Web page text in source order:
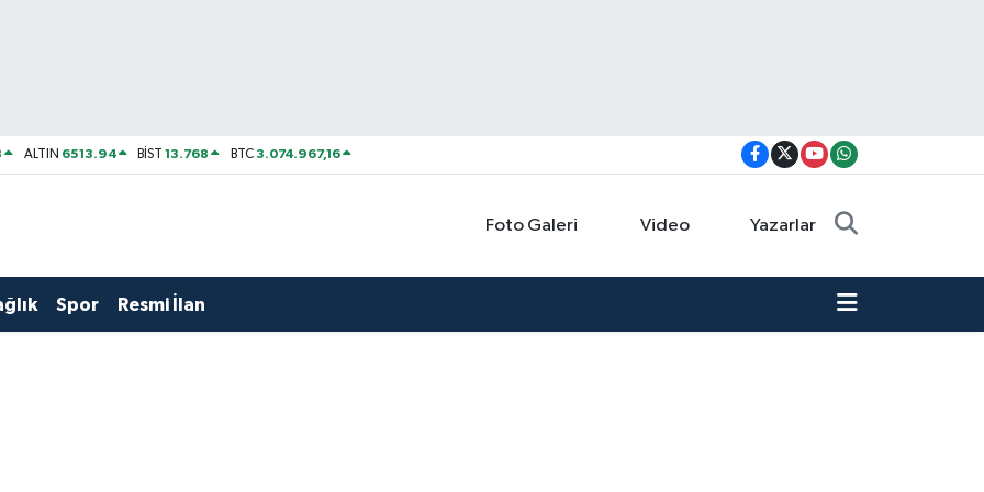
ALTIN 6513.94 BİST13.768 BTC3.074.967,16
Foto Galeri Video Yazarlar
Spor Resmi İlan